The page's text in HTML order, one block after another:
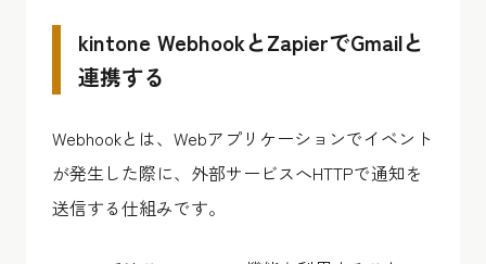
kintone WebhookとZapierでGmailと
連携する
Webhookとは、Webアプリケーションでイベント
が発生した際に、外部サービスへHTTPで通知を
送信する仕組みです。